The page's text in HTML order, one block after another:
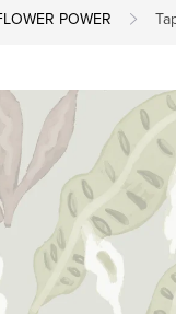
POWER